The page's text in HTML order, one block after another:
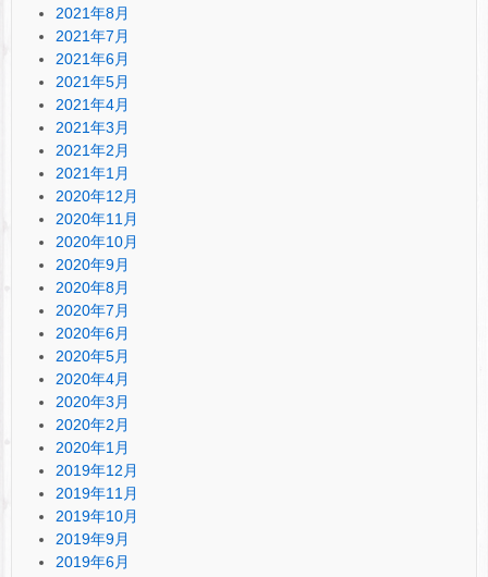
2021年8月
2021年7月
2021年6月
2021年5月
2021年4月
2021年3月
2021年2月
2021年1月
2020年12月
2020年11月
2020年10月
2020年9月
2020年8月
2020年7月
2020年6月
2020年5月
2020年4月
2020年3月
2020年2月
2020年1月
2019年12月
2019年11月
2019年10月
2019年9月
2019年6月